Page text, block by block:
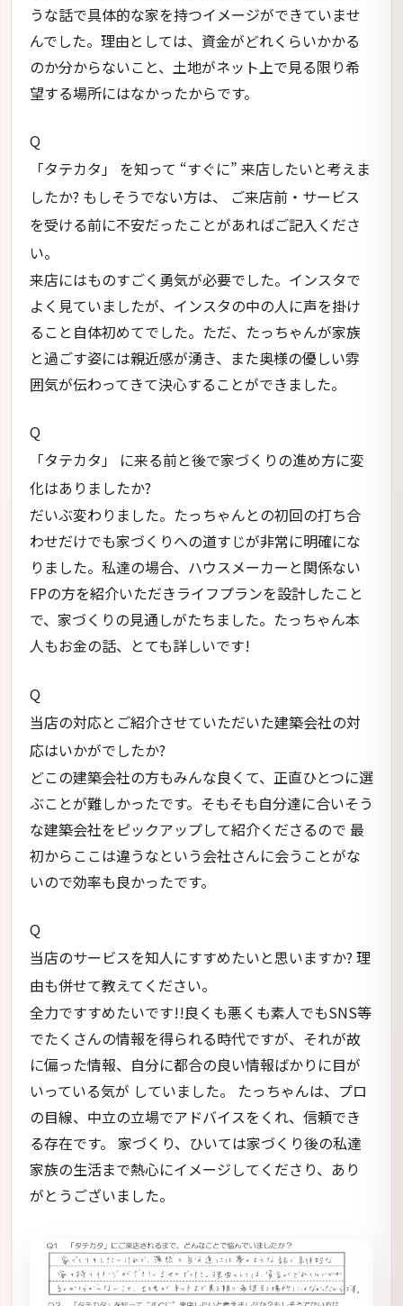
うな話で具体的な家を持つイメージができていませ
んでした。理由としては、資金がどれくらいかかる
のか分からないこと、土地がネット上で見る限り希
望する場所にはなかったからです。
Q
「タテカタ」 を知って “すぐに” 来店したいと考えま
したか? もしそうでない方は、 ご来店前・サービス
を受ける前に不安だったことがあればご記入くださ
い。
来店にはものすごく勇気が必要でした。インスタで
よく見ていましたが、インスタの中の人に声を掛け
ること自体初めてでした。ただ、たっちゃんが家族
と過ごす姿には親近感が湧き、また奥様の優しい雰
囲気が伝わってきて決心することができました。
Q
「タテカタ」 に来る前と後で家づくりの進め方に変
化はありましたか?
だいぶ変わりました。たっちゃんとの初回の打ち合
わせだけでも家づくりへの道すじが非常に明確にな
りました。私達の場合、ハウスメーカーと関係ない
FPの方を紹介いただきライフプランを設計したこと
で、家づくりの見通しがたちました。たっちゃん本
人もお金の話、とても詳しいです!
Q
当店の対応とご紹介させていただいた建築会社の対
応はいかがでしたか?
どこの建築会社の方もみんな良くて、正直ひとつに選
ぶことが難しかったです。そもそも自分達に合いそう
な建築会社をピックアップして紹介くださるので 最
初からここは違うなという会社さんに会うことがな
いので効率も良かったです。
Q
当店のサービスを知人にすすめたいと思いますか? 理
由も併せて教えてください。
全力ですすめたいです!!良くも悪くも素人でもSNS等
でたくさんの情報を得られる時代ですが、それが故
に偏った情報、自分に都合の良い情報ばかりに目が
いっている気が していました。 たっちゃんは、プロ
の目線、中立の立場でアドバイスをくれ、信頼でき
る存在です。 家づくり、ひいては家づくり後の私達
家族の生活まで熱心にイメージしてくださり、あり
がとうございました。